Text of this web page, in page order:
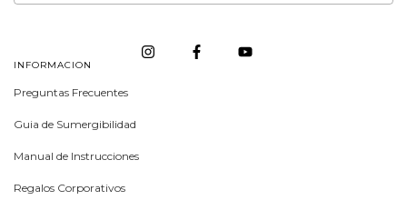
INFORMACION
Preguntas Frecuentes
Guia de Sumergibilidad
Manual de Instrucciones
Regalos Corporativos